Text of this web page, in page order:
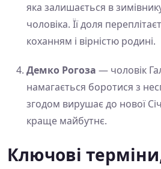
яка залишається в
чоловіка. Її доля
коханням і вірністю родині.
Демко Рогоза — чоловік
намагається боротися з
згодом вирушає до нової
краще майбутнє.
Ключові